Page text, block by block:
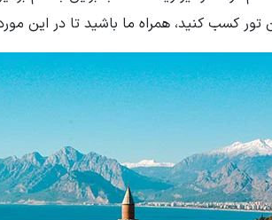
کسب کنید، همراه ما باشید تا در این